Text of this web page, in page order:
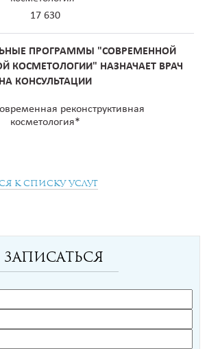
17 630
ПРОГРАММЫ "СОВРЕМЕННОЙ
КОСМЕТОЛОГИИ" НАЗНАЧАЕТ ВРАЧ
НА КОНСУЛЬТАЦИИ
реконструктивная
косметология*
к списку услуг
Записаться